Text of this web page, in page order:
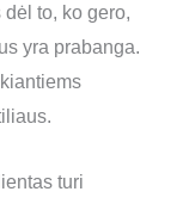
dėl to, ko gero,
yra prabanga.
turi